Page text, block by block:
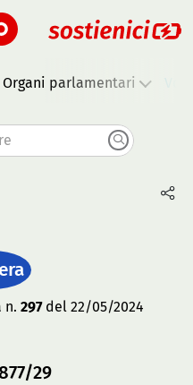
Organi parlamentari
n. 297del 22/05/2024
29